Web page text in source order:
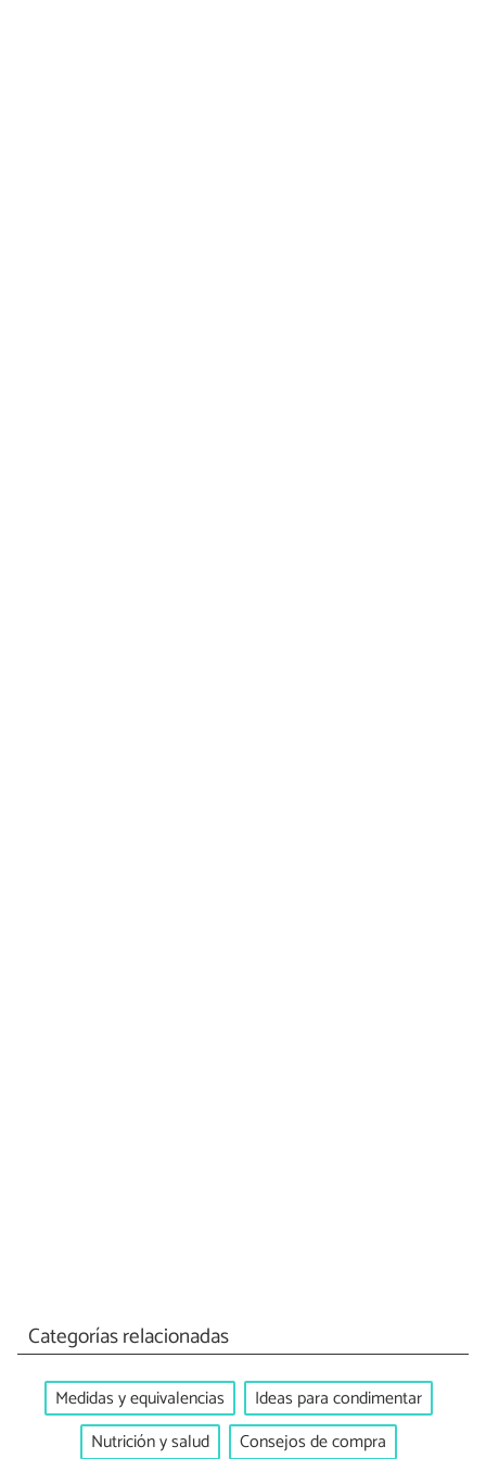
Categorías relacionadas
Medidas y equivalencias
Ideas para condimentar
Nutrición y salud
Consejos de compra